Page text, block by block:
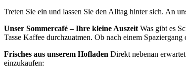
Treten Sie ein und lassen Sie den Alltag hinter sich. An
Unser Sommercafé – Ihre kleine Auszeit Was gibt es
Tasse Kaffee durchzuatmen. Ob nach einem
Frisches aus unserem Hofladen Direkt nebenan
einzukaufen: